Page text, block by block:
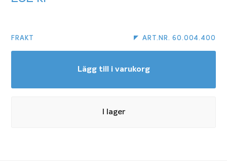
FRAKT ART.NR. 60.004.400
Lägg till i varukorg
I lager